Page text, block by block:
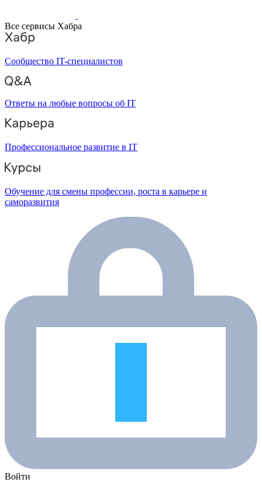
Все сервисы Хабра
Сообщество IT-специалистов
Ответы на любые вопросы об IT
Профессиональное развитие в IT
Обучение для смены профессии, роста в карьере и
саморазвития
Войти